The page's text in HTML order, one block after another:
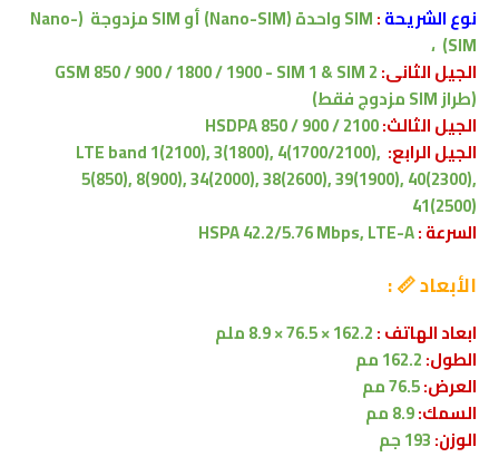
نوع الشريحة:
SIM واحدة (Nano-SIM) أو SIM مزدوجة (Nano-
SIM) ،
الجيل الثانى:GSM 850 / 900 / 1800 / 1900 - SIM 1 & SIM 2
(طراز SIM مزدوج فقط)
الجيل الثالث:HSDPA 850 / 900 / 2100
الجيل الرابع: LTE band 1(2100), 3(1800), 4(1700/2100),
5(850), 8(900), 34(2000), 38(2600), 39(1900), 40(2300),
41(2500)
السرعة :HSPA 42.2/5.76 Mbps, LTE-A
الأبعاد 📏 :
ابعاد الهاتف :162.2 × 76.5 × 8.9 ملم
الطول:162.2 مم
العرض:
السمك:8.9 مم
الوزن: